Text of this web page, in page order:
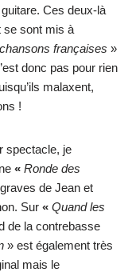
Ces deux-là
se sont mis à
françaises »
donc pas pour rien
malaxent,
!
spectacle, je
« Ronde des
de Jean et
Sur « Quand les
de la contrebasse
» est également très
mais le